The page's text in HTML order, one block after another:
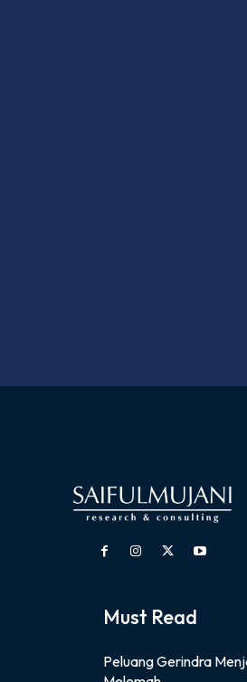
Must Read
Peluang Gerindra